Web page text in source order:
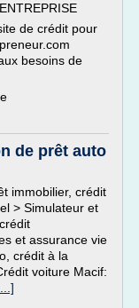
de crédit pour
besoins de
de prêt auto
immobilier, crédit
> Simulateur et
et assurance vie
crédit à la
voiture Macif: